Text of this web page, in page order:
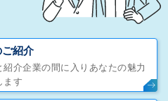
紹介
介企業の間に入りあなたの魅力
ます